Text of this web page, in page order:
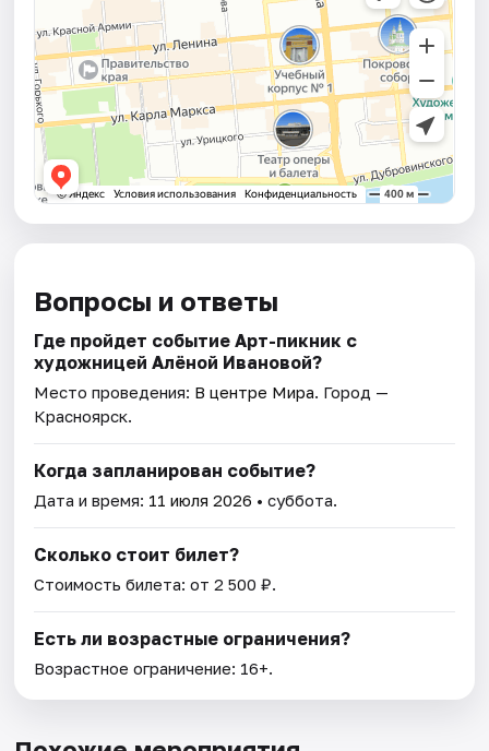
Вопросы и ответы
Где пройдет событие Арт-пикник с
художницей Алёной Ивановой?
Место проведения: В центре Мира. Город —
Красноярск.
Когда запланирован событие?
Дата и время: 11 июля 2026 • суббота.
Сколько стоит билет?
Стоимость билета: от 2 500 ₽.
Есть ли возрастные ограничения?
Возрастное ограничение: 16+.